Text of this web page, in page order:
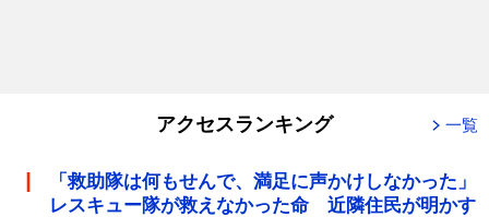
アクセスランキング 一覧
「救助隊は何もせんで、満足に声かけしなかった」
レスキュー隊が救えなかった命 近隣住民が明かす